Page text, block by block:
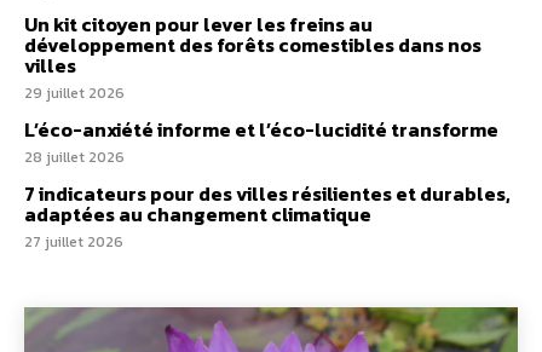
Un kit citoyen pour lever les freins au
développement des forêts comestibles dans nos
villes
29 juillet 2026
L’éco-anxiété informe et l’éco-lucidité transforme
28 juillet 2026
7 indicateurs pour des villes résilientes et durables,
adaptées au changement climatique
27 juillet 2026